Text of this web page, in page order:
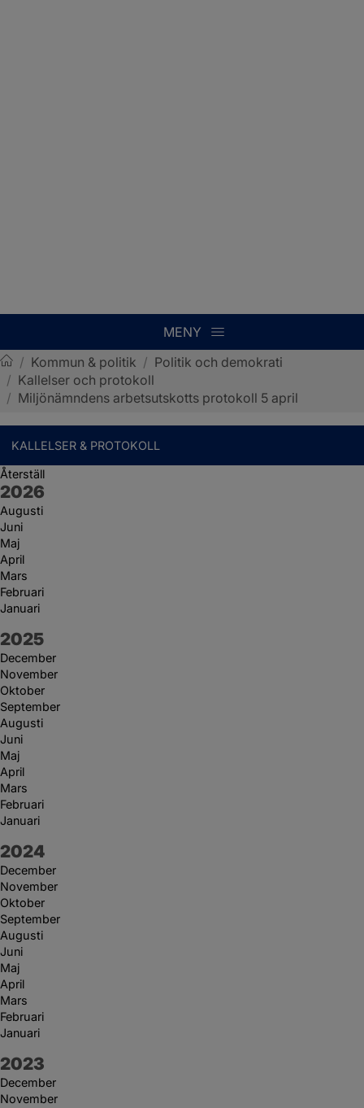
MENY
Sotenäs kommun
/ Kommun & politik / Politik och demokrati
/ Kallelser och protokoll
/ Miljönämndens arbetsutskotts protokoll 5 april
KALLELSER & PROTOKOLL
Återställ
År:
2026
Augusti
Juni
Maj
April
Mars
Februari
Januari
År:
2025
December
November
Oktober
September
Augusti
Juni
Maj
April
Mars
Februari
Januari
År:
2024
December
November
Oktober
September
Augusti
Juni
Maj
April
Mars
Februari
Januari
År:
2023
December
November